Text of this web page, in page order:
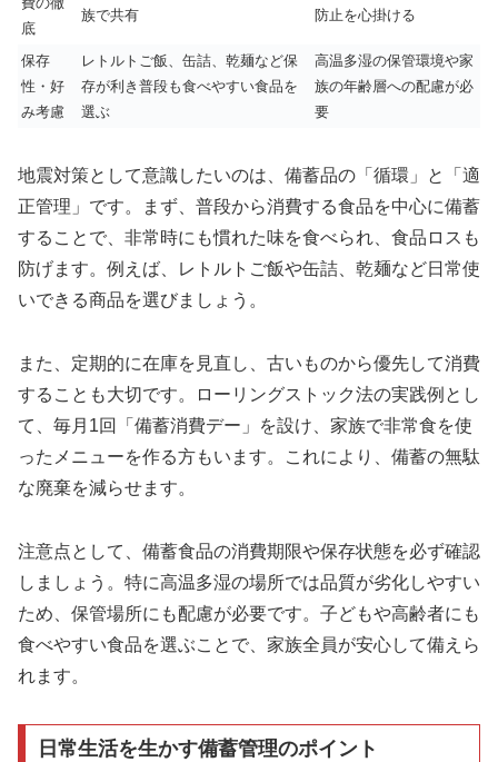
底
族で共有 防止を心掛ける
保存
性・好
み考慮
レトルトご飯、缶詰、乾麺など保
存が利き普段も食べやすい食品を
選ぶ
高温多湿の保管環境や家
族の年齢層への配慮が必
要
地震対策として意識したいのは、備蓄品の「循環」と「適
正管理」です。まず、普段から消費する食品を中心に備蓄
することで、非常時にも慣れた味を食べられ、食品ロスも
防げます。例えば、レトルトご飯や缶詰、乾麺など日常使
いできる商品を選びましょう。
また、定期的に在庫を見直し、古いものから優先して消費
することも大切です。ローリングストック法の実践例とし
て、毎月1回「備蓄消費デー」を設け、家族で非常食を使
ったメニューを作る方もいます。これにより、備蓄の無駄
な廃棄を減らせます。
注意点として、備蓄食品の消費期限や保存状態を必ず確認
しましょう。特に高温多湿の場所では品質が劣化しやすい
ため、保管場所にも配慮が必要です。子どもや高齢者にも
食べやすい食品を選ぶことで、家族全員が安心して備えら
れます。
日常生活を生かす備蓄管理のポイント